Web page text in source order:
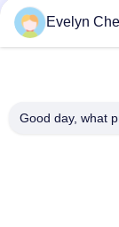
Purification
Purificateur de
traitement des
Machine de
système de
Evelyn
Good day, what